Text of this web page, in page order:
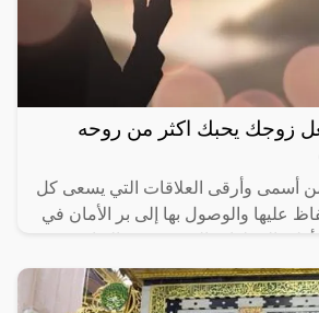
زوجك يحبك اكثر من روحه
من أسمى وأرقى العلاقات التي يسعى كل
عليها والوصول بها إلى بر الأمان في